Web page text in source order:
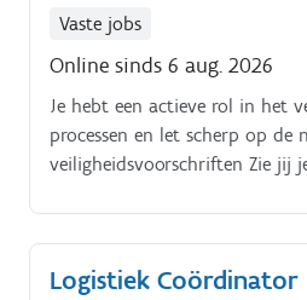
Vaste jobs
Online sinds 6 aug. 2026
Je hebt een actieve rol in het
processen en let scherp op de
veiligheidsvoorschriften Zie jij
wat deze job jou kan bieden!
Logistiek Coördinator